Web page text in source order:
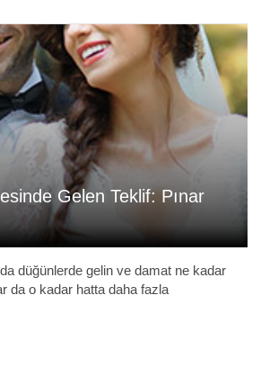
Gelen Teklif: Pınar
düğünlerde gelin ve damat ne kadar
da o kadar hatta daha fazla